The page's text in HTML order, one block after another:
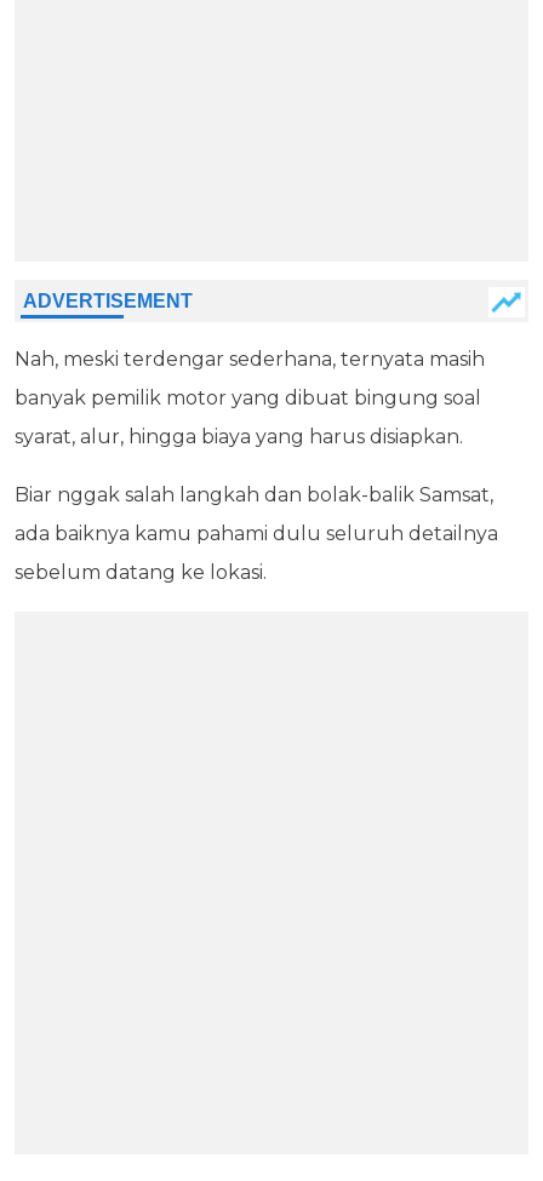
Nah, meski terdengar sederhana, ternyata masih
banyak pemilik motor yang dibuat bingung soal
syarat, alur, hingga biaya yang harus disiapkan.
Biar nggak salah langkah dan bolak-balik Samsat,
ada baiknya kamu pahami dulu seluruh detailnya
sebelum datang ke lokasi.